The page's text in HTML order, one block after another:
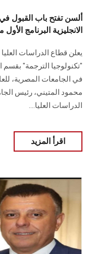
ألسن تفتح باب القبول
الانجليزية البرنامج
يعلن قطاع الدراسات
"تكنولوجيا الترجمة" بقسم
محمود المتيني، رئيس
الدراسات العليا....
اقرأ المزيد